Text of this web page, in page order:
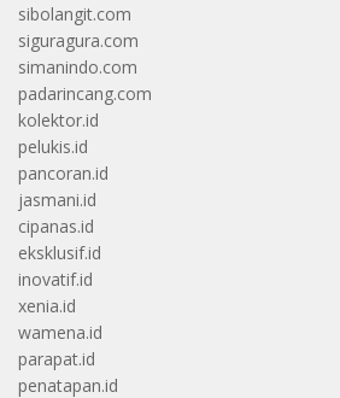
sibolangit.com
siguragura.com
simanindo.com
padarincang.com
kolektor.id
pelukis.id
pancoran.id
jasmani.id
cipanas.id
eksklusif.id
inovatif.id
xenia.id
wamena.id
parapat.id
penatapan.id